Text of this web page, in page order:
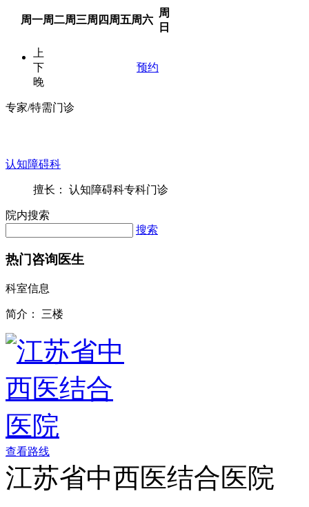
周一周二周三周四 周五周六
周
日
上
下
预约
晚
专家/特需门诊
认知障碍科
擅长： 认知障碍科专科门诊
院内搜索
搜索
热门咨询医生
科室信息
简介： 三楼
查看路线
江苏省中西医结合医院